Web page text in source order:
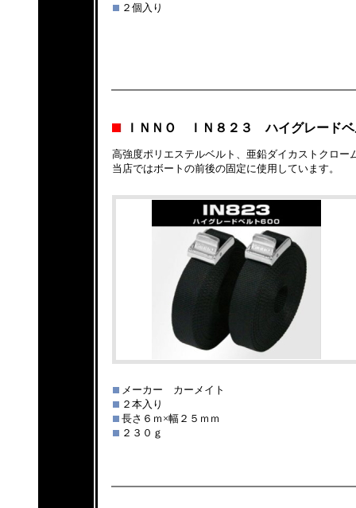
２個入り
ＩＮＮＯ ＩＮ８２３ ハイグレードベ
高強度ポリエステルベルト、亜鉛ダイカストクロー
当店ではボートの前後の固定に使用しています。
メーカー カーメイト
２本入り
長さ６ｍ×幅２５ｍｍ
２３０ｇ